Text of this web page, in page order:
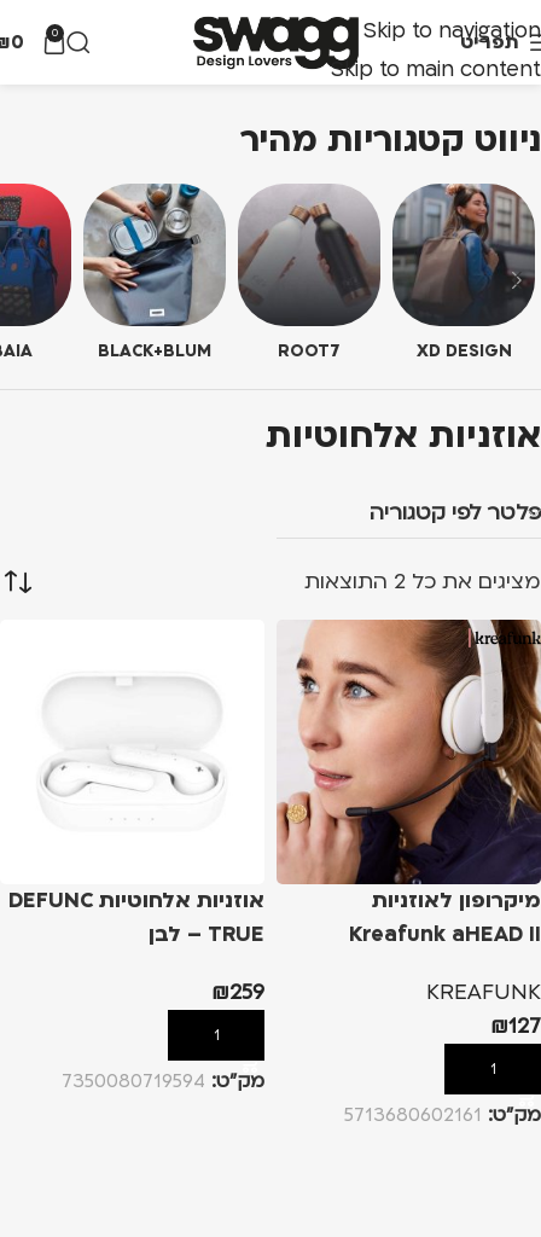
Skip to navigation
Skip to main content
תפריט 0
0
ניווט קטגוריות מהיר
XD DESIGN
ROOT7
BLACK+BLUM
אוזניות אלחוטיות
פלטר לפי קטגוריה
מציגים את כל ⁦2⁩ התוצאות
מיקרופון לאוזניות
Kreafunk aHEAD II
KREAFUNK
₪127
הוספה לסל
מק”ט: 5713680602161
אוזניות אלחוטיות DEFUNC
TRUE – לבן
₪259
הוספה לסל
מק”ט: 7350080719594